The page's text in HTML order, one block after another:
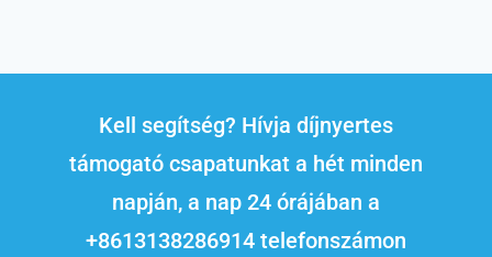
Kell segítség? Hívja díjnyertes
támogató csapatunkat a hét minden
napján, a nap 24 órájában a
+8613138286914 telefonszámon